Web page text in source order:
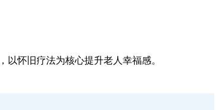
以怀旧疗法为核心提升老人幸福感。